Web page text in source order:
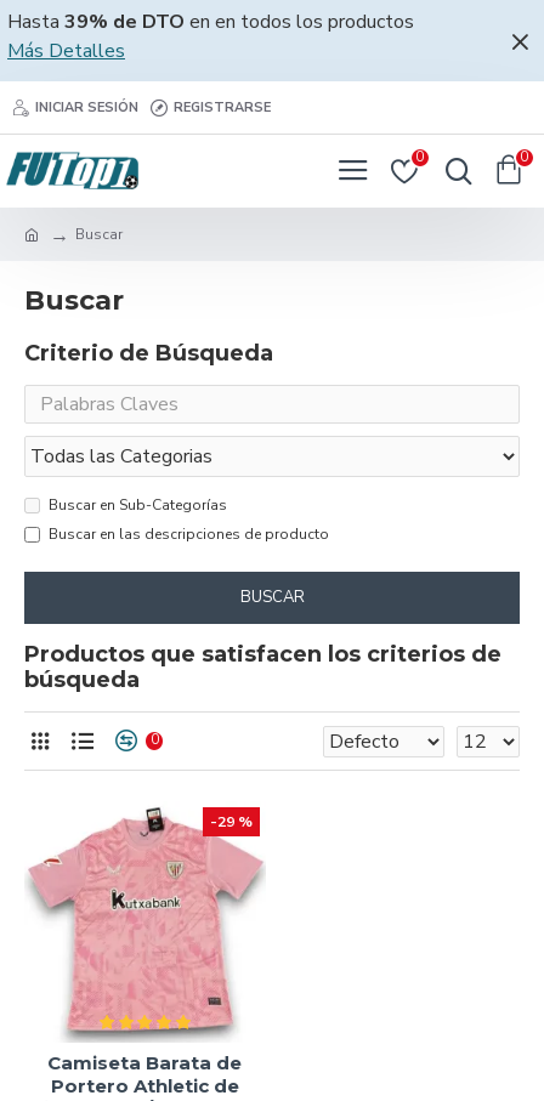
Hasta 39% de DTO en en todos los productos
Más Detalles
INICIAR SESIÓN REGISTRARSE
0 0
Buscar
Buscar
Criterio de Búsqueda
Buscar en Sub-Categorías
Buscar en las descripciones de producto
BUSCAR
Productos que satisfacen los criterios de
búsqueda
0
-29 %
Camiseta Barata de
Portero Athletic de